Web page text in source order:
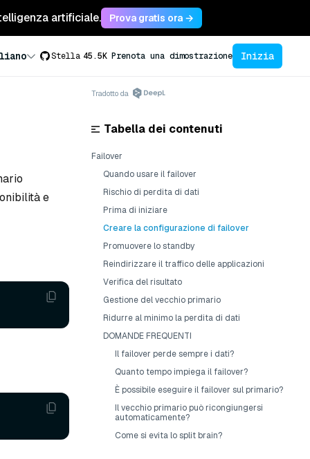
artificiale. Prova gratis ora →
Stella 45.5K Prenota una dimostrazione Inizia
e
Tradotto da
Tabella dei contenuti
Failover
Quando usare il failover
Rischio di perdita di dati
Prima di iniziare
Creare la configurazione di failover
Promuovere lo standby
Reindirizzare il traffico delle applicazioni
Verifica del risultato
Gestione del vecchio primario
Ridurre al minimo la perdita di dati
DOMANDE FREQUENTI
Il failover perde sempre i dati?
Quanto tempo impiega il failover?
È possibile eseguire il failover sul primario?
Il vecchio primario può ricongiungersi
automaticamente?
Come si evita lo split brain?